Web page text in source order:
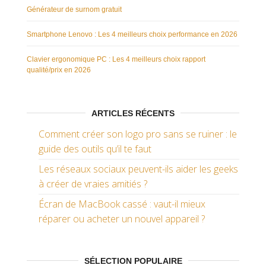
Générateur de surnom gratuit
Smartphone Lenovo : Les 4 meilleurs choix performance en 2026
Clavier ergonomique PC : Les 4 meilleurs choix rapport
qualité/prix en 2026
ARTICLES RÉCENTS
Comment créer son logo pro sans se ruiner : le
guide des outils qu’il te faut
Les réseaux sociaux peuvent-ils aider les geeks
à créer de vraies amitiés ?
Écran de MacBook cassé : vaut-il mieux
réparer ou acheter un nouvel appareil ?
SÉLECTION POPULAIRE